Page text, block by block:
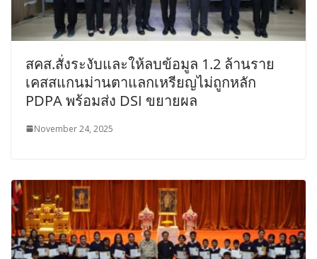
สคส.สั่งระงับและให้ลบข้อมูล 1.2 ล้านราย
เคสสแกนม่านตาแลกเหรียญไม่ถูกหลัก
PDPA พร้อมส่ง DSI ขยายผล
November 24, 2025